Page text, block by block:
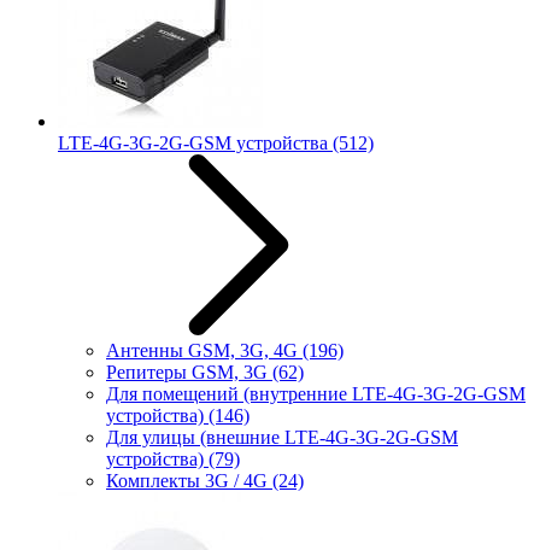
LTE-4G-3G-2G-GSM устройства (512)
Антенны GSM, 3G, 4G (196)
Репитеры GSM, 3G (62)
Для помещений (внутренние LTE-4G-3G-2G-GSM
устройства) (146)
Для улицы (внешние LTE-4G-3G-2G-GSM
устройства) (79)
Комплекты 3G / 4G (24)